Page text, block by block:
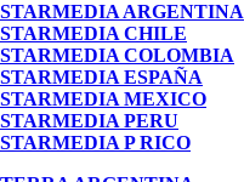
STARMEDIA ARGENTINA
STARMEDIA CHILE
STARMEDIA COLOMBIA
STARMEDIA ESPAÑA
STARMEDIA MEXICO
STARMEDIA PERU
STARMEDIA P RICO